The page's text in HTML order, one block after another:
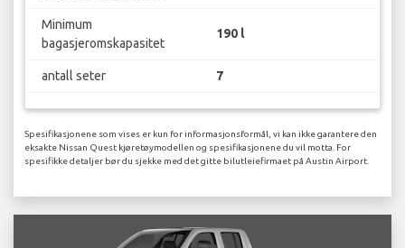
Minimum
bagasjeromskapasitet
190 l
antall seter 7
Spesifikasjonene som vises er kun for informasjonsformål, vi kan ikke garantere den
eksakte Nissan Quest kjøretøymodellen og spesifikasjonene du vil motta. For
spesifikke detaljer bør du sjekke med det gitte bilutleiefirmaet på Austin Airport.